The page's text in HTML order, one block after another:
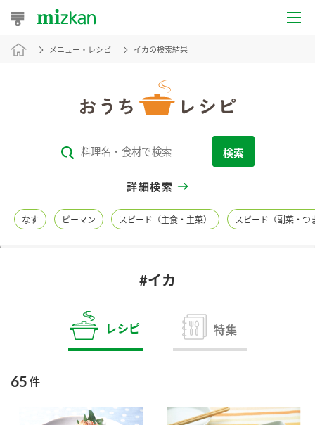
おうちレシピ
レシピカテゴリ一覧
レシピ名特集
商品カテゴリ
メニュー・レシピ イカの検索結果
検索
詳細検索
なす ピーマン スピード（主食・主菜） スピード（副菜・つ
#イカ
レシピ 特集
65 件